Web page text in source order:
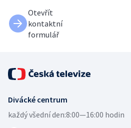
Otevřít
kontaktní
formulář
Divácké centrum
každý všední den:8:00—16:00 hodin